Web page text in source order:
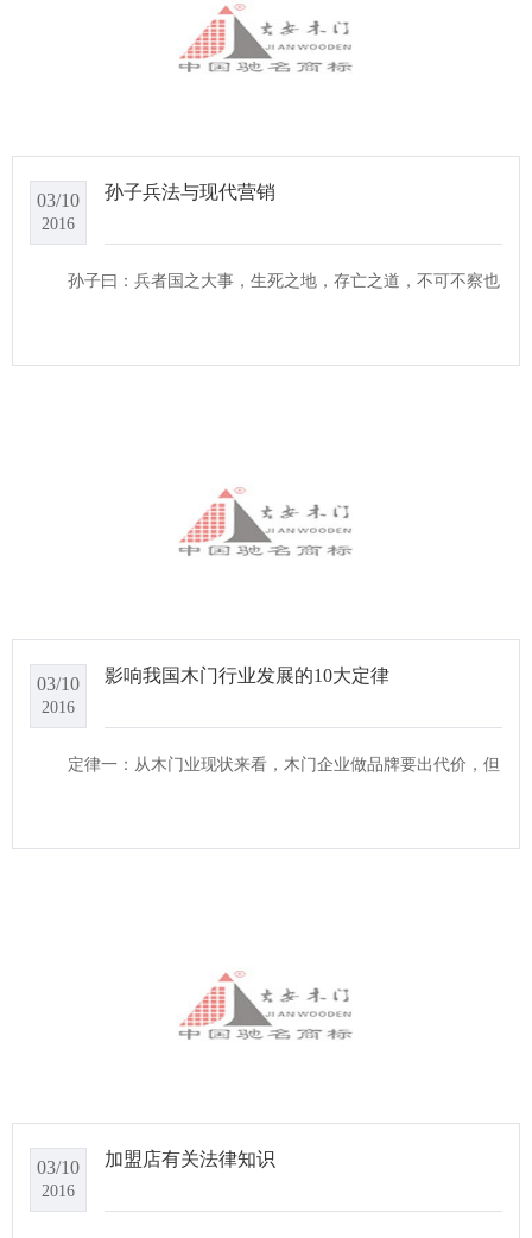
03/10
2016
孙子兵法与现代营销
孙子曰：兵者国之大事，生死之地，存亡之道，不可不察也
03/10
2016
影响我国木门行业发展的10大定律
定律一：从木门业现状来看，木门企业做品牌要出代价，但
03/10
2016
加盟店有关法律知识